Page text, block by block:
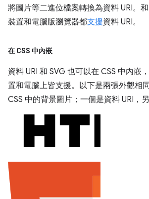
將圖片等二進位檔案轉換為資料 URI。
裝置和電腦版瀏覽器都支援資料 URI。
在 CSS 中內嵌
資料 URI 和 SVG 也可以在 CSS 中內嵌
置和電腦上皆支援。以下是兩張外觀相
CSS 中的背景圖片；一個是資料 URI，